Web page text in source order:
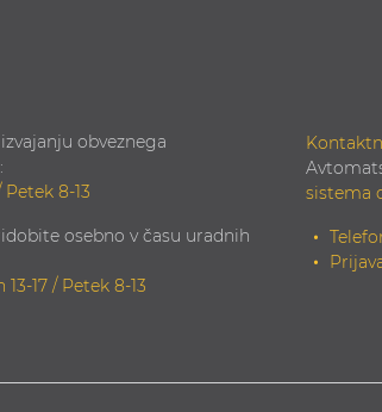
obveznega
8-13
osebno v času uradnih
17 / Petek 8-13
sistema